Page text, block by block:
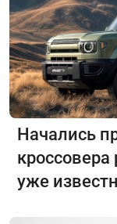
Начались
кроссовера
уже